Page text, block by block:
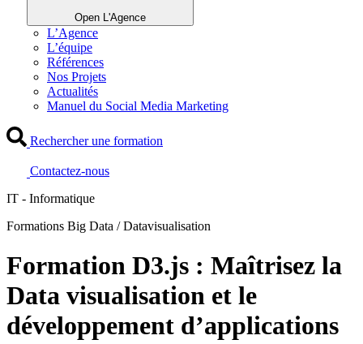
Open L'Agence
L’Agence
L’équipe
Références
Nos Projets
Actualités
Manuel du Social Media Marketing
Rechercher une formation
Contactez-nous
IT - Informatique
Formations Big Data / Datavisualisation
Formation D3.js : Maîtrisez la
Data visualisation et le
développement d’applications